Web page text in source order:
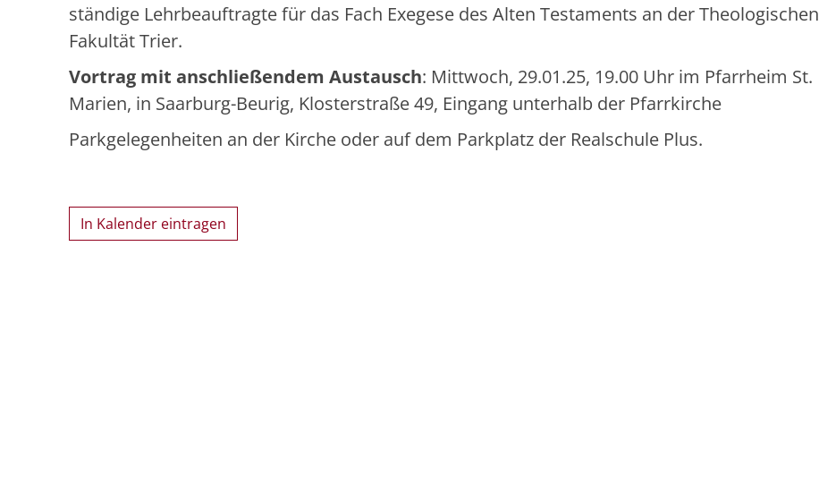
ständige Lehrbeauftragte für das Fach Exegese des Alten Testaments an der Theologischen
Fakultät Trier.
Vortrag mit anschließendem Austausch: Mittwoch, 29.01.25, 19.00 Uhr im Pfarrheim St.
Marien, in Saarburg-Beurig, Klosterstraße 49, Eingang unterhalb der Pfarrkirche
Parkgelegenheiten an der Kirche oder auf dem Parkplatz der Realschule Plus.
In Kalender eintragen